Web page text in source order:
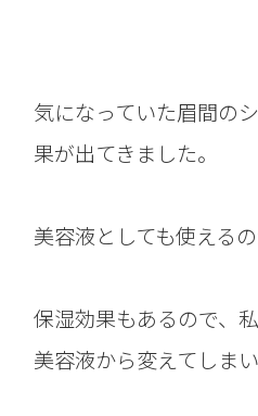
気になっていた眉間の
果が出てきました。
美容液としても使えるの
保湿効果もあるので、
美容液から変えてしま